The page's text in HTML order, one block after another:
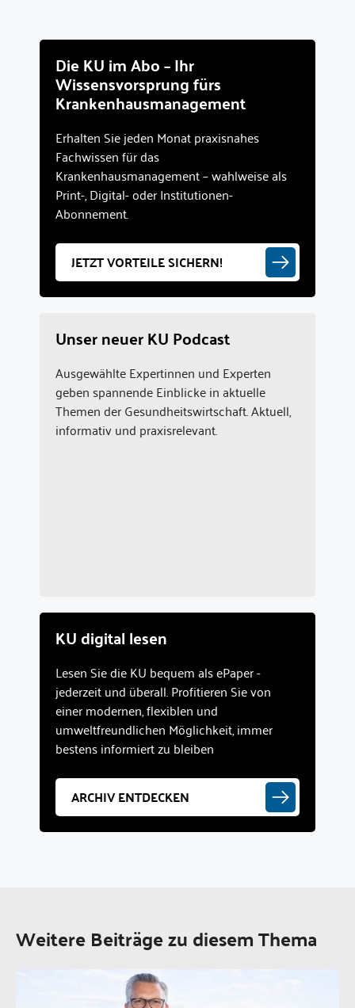
Die KU im Abo – Ihr
Wissensvorsprung fürs
Krankenhausmanagement
Erhalten Sie jeden Monat praxisnahes
Fachwissen für das
Krankenhausmanagement – wahlweise als
Print-, Digital- oder Institutionen-
Abonnement.
JETZT VORTEILE SICHERN!
Unser neuer KU Podcast
Ausgewählte Expertinnen und Experten
geben spannende Einblicke in aktuelle
Themen der Gesundheitswirtschaft. Aktuell,
informativ und praxisrelevant.
KU digital lesen
Lesen Sie die KU bequem als ePaper -
jederzeit und überall. Profitieren Sie von
einer modernen, flexiblen und
umweltfreundlichen Möglichkeit, immer
bestens informiert zu bleiben
ARCHIV ENTDECKEN
Weitere Beiträge zu diesem Thema